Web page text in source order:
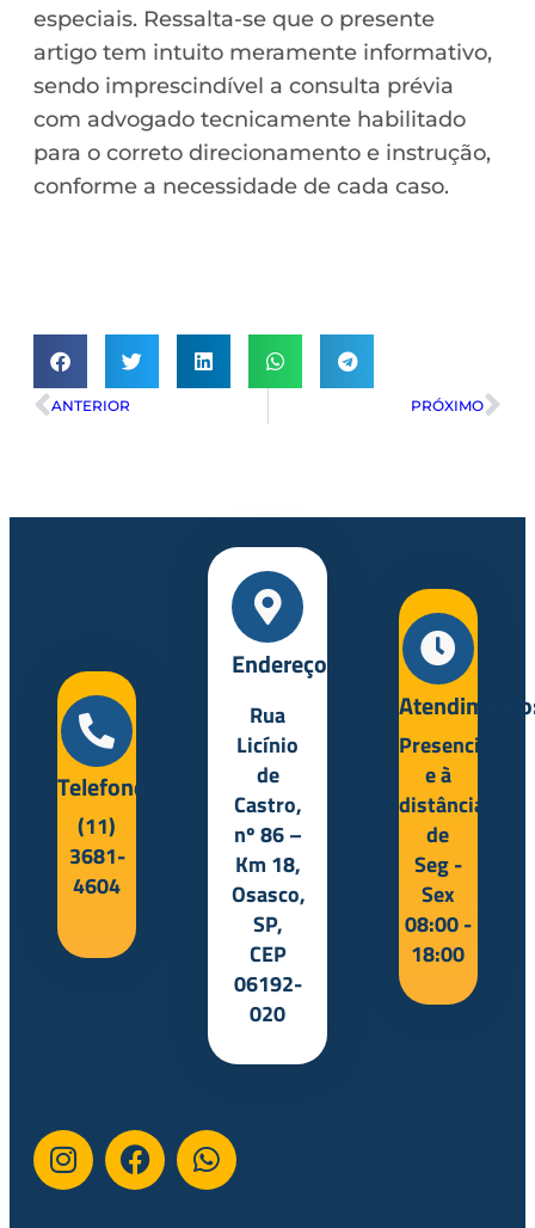
especiais. Ressalta-se que o presente
artigo tem intuito meramente informativo,
sendo imprescindível a consulta prévia
com advogado tecnicamente habilitado
para o correto direcionamento e instrução,
conforme a necessidade de cada caso.
ANTERIOR PRÓXIMO
Telefone:
(11)
3681-
4604
Endereço:
Rua
Licínio
de
Castro,
nº 86 –
Km 18,
Osasco,
SP,
CEP
06192-
020
Presencial
e à
distância
de
Seg -
Sex
08:00 -
18:00